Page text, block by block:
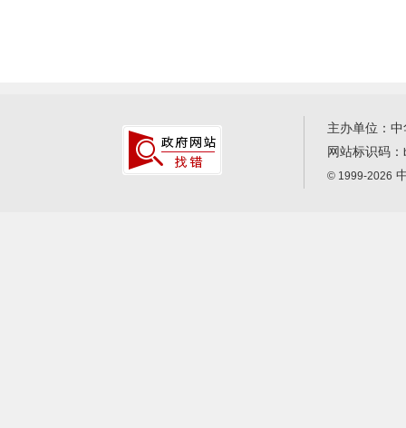
主办单位：
网站标识码：
© 1999-2026